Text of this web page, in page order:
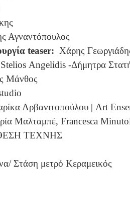
Αγναντόπουλος
teaser: Χάρης
Angelidis -Δήμητρα
Μάνθος
Αρβανιτοπούλου | Art
Μαλταμπέ, Francesca
ΤΕΧΝΗΣ
Στάση μετρό Κεραμεικός